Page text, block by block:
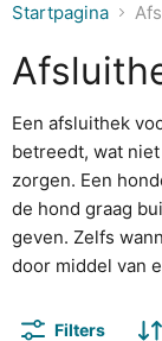
Startpagina
Een afsluithek
betreedt, wat
zorgen. Een
de hond graag
geven. Zelfs
door middel van
Filters